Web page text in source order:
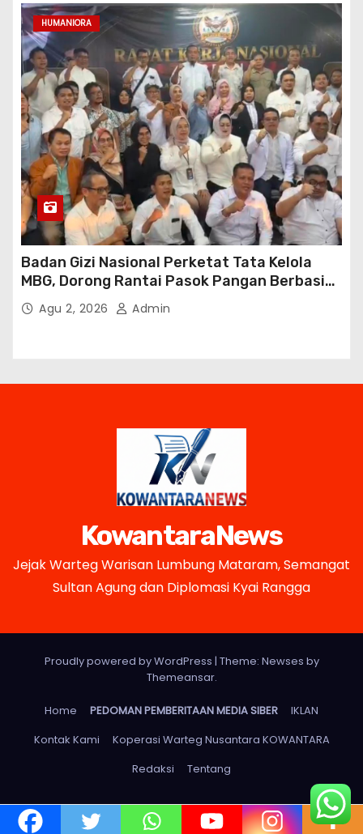
HUMANIORA
Badan Gizi Nasional Perketat Tata Kelola
MBG, Dorong Rantai Pasok Pangan Berbasis
Petani Lokal
Agu 2, 2026 Admin
KowantaraNews
Jejak Warteg Warisan Lumbung Mataram, Semangat
Sultan Agung dan Diplomasi Kyai Rangga
Proudly powered by WordPress | Theme: Newses by
Themeansar.
Home PEDOMAN PEMBERITAAN MEDIA SIBER
IKLAN
Kontak Kami
Koperasi Warteg Nusantara KOWANTARA
Redaksi
Tentang